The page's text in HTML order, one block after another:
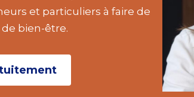
et particuliers à faire de
bien-être.